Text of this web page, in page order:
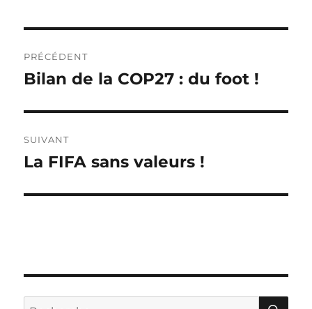
de
PRÉCÉDENT
Publication
Bilan de la COP27 : du foot !
SUIVANT
Publication
La FIFA sans valeurs !
Recherche